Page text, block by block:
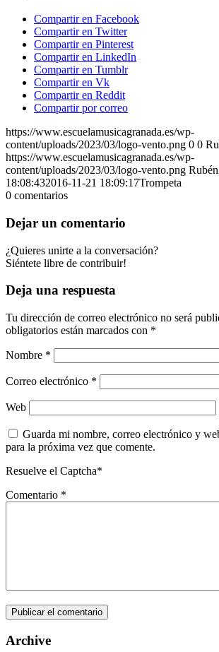
Compartir en Facebook
Compartir en Twitter
Compartir en Pinterest
Compartir en LinkedIn
Compartir en Tumblr
Compartir en Vk
Compartir en Reddit
Compartir por correo
https://www.escuelamusicagranada.es/wp-
content/uploads/2023/03/logo-vento.png 0 0
https://www.escuelamusicagranada.es/wp-
content/uploads/2023/03/logo-vento.png Rubén
18:08:432016-11-21 18:09:17Trompeta
0 comentarios
Dejar un comentario
¿Quieres unirte a la conversación?
Siéntete libre de contribuir!
Deja una respuesta
Tu dirección de correo electrónico no será
obligatorios están marcados con *
Nombre *
Correo electrónico *
Web
Guarda mi nombre, correo electrónico y
para la próxima vez que comente.
Resuelve el Captcha*
Comentario *
Archive